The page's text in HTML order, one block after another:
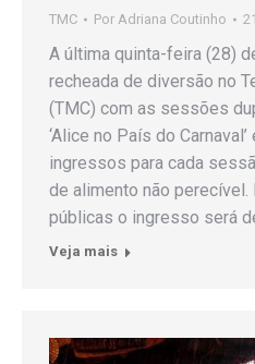
TMC Por Adriana Coutinho
A última quinta-feira (28)
recheada de diversão no
(TMC) com as sessões
‘Alice no País do Carnaval’
ingressos para cada
de alimento não perecível.
públicas o ingresso será
Veja mais